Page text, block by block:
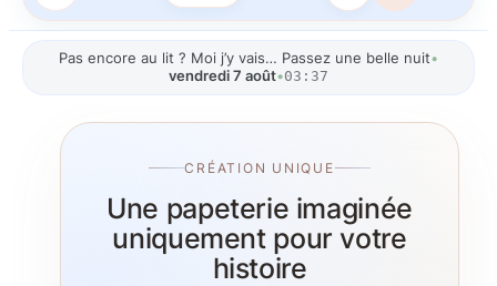
Pas encore au lit ? Moi j’y vais… Passez une belle nuit•
vendredi 7 août•03:37
CRÉATION UNIQUE
Une papeterie imaginée
uniquement pour votre
histoire